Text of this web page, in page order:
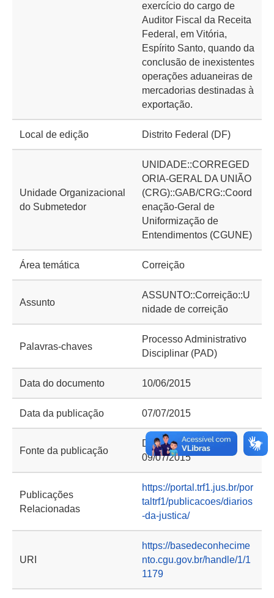
exercício do cargo de
Auditor Fiscal da Receita
Federal, em Vitória,
Espírito Santo, quando da
conclusão de inexistentes
operações aduaneiras de
mercadorias destinadas à
exportação.
Local de edição Distrito Federal (DF)
Unidade Organizacional
do Submetedor
UNIDADE::CORREGED
ORIA-GERAL DA UNIÃO
(CRG)::GAB/CRG::Coord
enação-Geral de
Uniformização de
Entendimentos (CGUNE)
Área temática Correição
Assunto
ASSUNTO::Correição::U
nidade de correição
Palavras-chaves
Processo Administrativo
Disciplinar (PAD)
Data do documento 10/06/2015
Data da publicação 07/07/2015
Fonte da publicação
Diário de Justiça, de
09/07/2015
Publicações
Relacionadas
https://portal.trf1.jus.br/por
taltrf1/publicacoes/diarios
-da-justica/
URI
https://basedeconhecime
nto.cgu.gov.br/handle/1/1
1179